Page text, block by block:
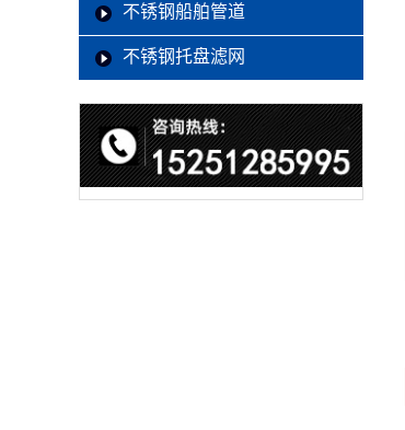
不锈钢船舶管道
不锈钢托盘滤网